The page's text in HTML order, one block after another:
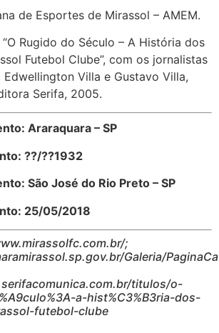
de Esportes de Mirassol – AMEM.
Rugido do Século – A História dos
Futebol Clube”, com os jornalistas
Edwellington Villa e Gustavo Villa,
Serifa, 2005.
Araraquara – SP
??/??1932
São José do Rio Preto – SP
25/05/2018
;
Galeria/
titulos/o-
a-hist%C3%B3ria-dos-
futebol-clube